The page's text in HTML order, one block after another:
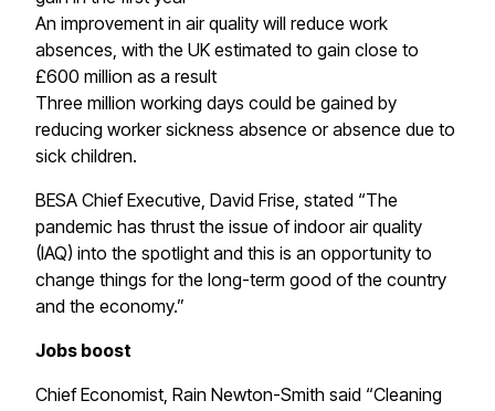
An improvement in air quality will reduce work
absences, with the UK estimated to gain close to
£600 million as a result​​​​‌ ‍ ​‍​‍‌‍ ‌ ​‍‌‍‍‌‌‍‌ ‌‍‍‌‌‍ ‍​‍​‍​ ‍‍​‍​‍‌ ​ ‌‍​‌‌‍ ‍‌‍‍‌‌ ‌​‌ ‍‌​‍ ‍‌‍‍‌‌‍ ​‍​‍​‍ ​​‍​‍‌‍‍​‌ ​‍‌‍‌‌‌‍‌‍​‍​‍​ ‍‍​‍​‍​‍ ‌‍​‌‌‍‌​‌‍ ‌‌‍‍‌‌‍ ‍​‍ ‌‍‍‌‌‍ ‍‌ ‌​‌‍‌‌‌‍ ‍‌ ‌​​‍ ‌‍‌‌‌‍‌​‌‍‍‌‌ ‌​​‍ ‌‍ ‌‌‍ ‌‍‌​‌‍‌‌​ ‌‌ ​​‌ ​‍‌‍‌‌‌ ​ ‌‍‌‌‌‍ ‍‌ ‌​‌‍​‌‌ ‌​‌‍‍‌‌‍ ‌‍ ‍​ ‍ ‌‍‍‌‌‍‌​​ ‌​ ‌‍​ ‌​​ ‍‌‌‍​‌‌‍​ ​ ‌ ​ ‍​​ ​ ​‍ ‌‌‍​ ​ ​​​ ‌‌​ ‌​​‍ ‌​ ‌​‌‍‌​​ ‍​​ ‍‌​‍ ‌​ ‍‌​ ‌‌‌‍​‌​ ​​​‍ ‌​ ‌‌‌‍‌‌​ ​‍​ ‌​​ ‍‌​ ​‌​ ‌ ‌‍‌‍​ ‌​​ ‍​​ ‍‌​ ‌‌​ ‍ ‌ ‌​‌ ‍‌‌ ​​‌‍‌‌​ ‌‌ ​​‌‍ ‌ ​ ‌ ‌​​ ‍ ‌ ​​‌‍​‌‌ ‌​‌‍‍​​ ‌‌‍​ ‌‍ ‌‍ ‍‌ ‌​‌‍‌‌‌‍ ‍‌ ‌​​‍‌‌​ ‌‌‌​​‍‌‌ ‌‍‍ ‌‍‌‌‌ ‍‌​‍‌‌​ ​ ‌​‌​​‍‌‌​ ​ ‌​‌​​‍‌‌​ ​‍​ ​‍​ ​​‌‍​‌​ ​​‌‍​‍‌‍​‍​ ​ ‌‍‌‍​ ​‌‌‍‌​​ ​ ‌‍​‌‌‍‌‌​‍‌‌​ ​‍​ ​‍​‍‌‌​ ‌‌‌​‌​​‍ ‍‌‍​ ‌‍‍​‌‍‍‌‌‍ ​‌‍‌​‌ ​‍‌‍‌‌‌‍ ‍​‍‌‌​ ‌‌‌​​‍‌‌ ‌‍‍ ‌‍‌‌‌ ‍‌​‍‌‌​ ​ ‌​‌​​‍‌‌​ ​ ‌​‌​​‍‌‌​ ​‍​ ​‍​ ​ ‌‍‌​​ ​‍​ ‌ ​ ‍​​ ​ ​ ‌​​ ​‍​ ‌​​ ‌‌​ ‌​‌‍​ ​ ​​​‍‌‌​ ​‍​ ​‍​‍‌‌​ ‌‌‌​‌​​‍ ‍‌ ‌​‌‍‌‌‌ ‍​‌ ‌​​ ‌‍​‍‌‍​‌‌ ​ ‌‍‌‌‌‌‌‌‌ ​‍‌‍ ​​ ‌​‍‌‌​ ​‍‌​‌‍‌‍​‌‌‍‌​‌‍ ‌‌‍‍‌‌‍ ‍​‍‌‍‌‍‍‌‌‍‌​​ ‌​ ‌‍​ ‌​​ ‍‌‌‍​‌‌‍​ ​ ‌ ​ ‍​​ ​ ​‍ ‌‌‍​ ​ ​​​ ‌‌​ ‌​​‍ ‌​ ‌​‌‍‌​​ ‍​​ ‍‌​‍ ‌​ ‍‌​ ‌‌‌‍​‌​ ​​​‍ ‌​ ‌‌‌‍‌‌​ ​‍​ ‌​​ ‍‌​ ​‌​ ‌ ‌‍‌‍​ ‌​​ ‍​​ ‍‌​ ‌‌​‍‌‍‌ ‌​‌ ‍‌‌ ​​‌‍‌‌​ ‌‌ ​​‌‍ ‌ ​ ‌ ‌​​‍‌‍‌ ​​‌‍​‌‌ ‌​‌‍‍​​ ‌‌‍​ ‌‍ ‌‍ ‍‌ ‌​‌‍‌‌‌‍ ‍‌ ‌​​‍‌‌​ ‌‌‌​​‍‌‌ ‌‍‍ ‌‍‌‌‌ ‍‌​‍‌‌​ ​ ‌​‌​​‍‌‌​ ​ ‌​‌​​‍‌‌​ ​‍​ ​‍​ ​​‌‍​‌​ ​​‌‍​‍‌‍​‍​ ​ ‌‍‌‍​ ​‌‌‍‌​​ ​ ‌‍​‌‌‍‌‌​‍‌‌​ ​‍​ ​‍​‍‌‌​ ‌‌‌​‌​​‍ ‍‌‍​ ‌‍‍​‌‍‍‌‌‍ ​‌‍‌​‌ ​‍‌‍‌‌‌‍ ‍​‍‌‌​ ‌‌‌​​‍‌‌ ‌‍‍ ‌‍‌‌‌ ‍‌​‍‌‌​ ​ ‌​‌​​‍‌‌​ ​ ‌​‌​​‍‌‌​ ​‍​ ​‍​ ​ ‌‍‌​​ ​‍​ ‌ ​ ‍​​ ​ ​ ‌​​ ​‍​ ‌​​ ‌‌​ ‌​‌‍​ ​ ​​​‍‌‌​ ​‍​ ​‍​‍‌‌​ ‌‌‌​‌​​‍ ‍‌ ‌​‌‍‌‌‌ ‍​‌ ‌​​‍​‍‌ ‌
Three million working days could be gained by
reducing worker sickness absence or absence due to
sick children.​​​​‌ ‍ ​‍​‍‌‍ ‌ ​‍‌‍‍‌‌‍‌ ‌‍‍‌‌‍ ‍​‍​‍​ ‍‍​‍​‍‌ ​ ‌‍​‌‌‍ ‍‌‍‍‌‌ ‌​‌ ‍‌​‍ ‍‌‍‍‌‌‍ ​‍​‍​‍ ​​‍​‍‌‍‍​‌ ​‍‌‍‌‌‌‍‌‍​‍​‍​ ‍‍​‍​‍​‍ ‌‍​‌‌‍‌​‌‍ ‌‌‍‍‌‌‍ ‍​‍ ‌‍‍‌‌‍ ‍‌ ‌​‌‍‌‌‌‍ ‍‌ ‌​​‍ ‌‍‌‌‌‍‌​‌‍‍‌‌ ‌​​‍ ‌‍ ‌‌‍ ‌‍‌​‌‍‌‌​ ‌‌ ​​‌ ​‍‌‍‌‌‌ ​ ‌‍‌‌‌‍ ‍‌ ‌​‌‍​‌‌ ‌​‌‍‍‌‌‍ ‌‍ ‍​ ‍ ‌‍‍‌‌‍‌​​ ‌​ ‌‍​ ‌​​ ‍‌‌‍​‌‌‍​ ​ ‌ ​ ‍​​ ​ ​‍ ‌‌‍​ ​ ​​​ ‌‌​ ‌​​‍ ‌​ ‌​‌‍‌​​ ‍​​ ‍‌​‍ ‌​ ‍‌​ ‌‌‌‍​‌​ ​​​‍ ‌​ ‌‌‌‍‌‌​ ​‍​ ‌​​ ‍‌​ ​‌​ ‌ ‌‍‌‍​ ‌​​ ‍​​ ‍‌​ ‌‌​ ‍ ‌ ‌​‌ ‍‌‌ ​​‌‍‌‌​ ‌‌ ​​‌‍ ‌ ​ ‌ ‌​​ ‍ ‌ ​​‌‍​‌‌ ‌​‌‍‍​​ ‌‌‍​ ‌‍ ‌‍ ‍‌ ‌​‌‍‌‌‌‍ ‍‌ ‌​​‍‌‌​ ‌‌‌​​‍‌‌ ‌‍‍ ‌‍‌‌‌ ‍‌​‍‌‌​ ​ ‌​‌​​‍‌‌​ ​ ‌​‌​​‍‌‌​ ​‍​ ​‍​ ‍‌​ ‌​​ ​‌​ ‌‌‌‍‌‌‌‍​‌‌‍‌‍​ ​‌​ ​‌​ ‌ ‌‍​ ​ ​​​‍‌‌​ ​‍​ ​‍​‍‌‌​ ‌‌‌​‌​​‍ ‍‌‍​ ‌‍‍​‌‍‍‌‌‍ ​‌‍‌​‌ ​‍‌‍‌‌‌‍ ‍​‍‌‌​ ‌‌‌​​‍‌‌ ‌‍‍ ‌‍‌‌‌ ‍‌​‍‌‌​ ​ ‌​‌​​‍‌‌​ ​ ‌​‌​​‍‌‌​ ​‍​ ​‍​ ​‍​ ‍​‌‍​‍‌‍‌‌​ ​‌‌‍​‍​ ‌ ​ ​​​ ‍​‌‍‌‍​ ‍​‌‍‌‍​ ​​​‍‌‌​ ​‍​ ​‍​‍‌‌​ ‌‌‌​‌​​‍ ‍‌ ‌​‌‍‌‌‌ ‍​‌ ‌​​ ‌‍​‍‌‍​‌‌ ​ ‌‍‌‌‌‌‌‌‌ ​‍‌‍ ​​ ‌​‍‌‌​ ​‍‌​‌‍‌‍​‌‌‍‌​‌‍ ‌‌‍‍‌‌‍ ‍​‍‌‍‌‍‍‌‌‍‌​​ ‌​ ‌‍​ ‌​​ ‍‌‌‍​‌‌‍​ ​ ‌ ​ ‍​​ ​ ​‍ ‌‌‍​ ​ ​​​ ‌‌​ ‌​​‍ ‌​ ‌​‌‍‌​​ ‍​​ ‍‌​‍ ‌​ ‍‌​ ‌‌‌‍​‌​ ​​​‍ ‌​ ‌‌‌‍‌‌​ ​‍​ ‌​​ ‍‌​ ​‌​ ‌ ‌‍‌‍​ ‌​​ ‍​​ ‍‌​ ‌‌​‍‌‍‌ ‌​‌ ‍‌‌ ​​‌‍‌‌​ ‌‌ ​​‌‍ ‌ ​ ‌ ‌​​‍‌‍‌ ​​‌‍​‌‌ ‌​‌‍‍​​ ‌‌‍​ ‌‍ ‌‍ ‍‌ ‌​‌‍‌‌‌‍ ‍‌ ‌​​‍‌‌​ ‌‌‌​​‍‌‌ ‌‍‍ ‌‍‌‌‌ ‍‌​‍‌‌​ ​ ‌​‌​​‍‌‌​ ​ ‌​‌​​‍‌‌​ ​‍​ ​‍​ ‍‌​ ‌​​ ​‌​ ‌‌‌‍‌‌‌‍​‌‌‍‌‍​ ​‌​ ​‌​ ‌ ‌‍​ ​ ​​​‍‌‌​ ​‍​ ​‍​‍‌‌​ ‌‌‌​‌​​‍ ‍‌‍​ ‌‍‍​‌‍‍‌‌‍ ​‌‍‌​‌ ​‍‌‍‌‌‌‍ ‍​‍‌‌​ ‌‌‌​​‍‌‌ ‌‍‍ ‌‍‌‌‌ ‍‌​‍‌‌​ ​ ‌​‌​​‍‌‌​ ​ ‌​‌​​‍‌‌​ ​‍​ ​‍​ ​‍​ ‍​‌‍​‍‌‍‌‌​ ​‌‌‍​‍​ ‌ ​ ​​​ ‍​‌‍‌‍​ ‍​‌‍‌‍​ ​​​‍‌‌​ ​‍​ ​‍​‍‌‌​ ‌‌‌​‌​​‍ ‍‌ ‌​‌‍‌‌‌ ‍​‌ ‌​​‍​‍‌ ‌
BESA Chief Executive, David Frise, stated “The
pandemic has thrust the issue of indoor air quality
(IAQ) into the spotlight and this is an opportunity to
change things for the long-term good of the country
and the economy.”​​​​‌ ‍ ​‍​‍‌‍ ‌ ​‍‌‍‍‌‌‍‌ ‌‍‍‌‌‍ ‍​‍​‍​ ‍‍​‍​‍‌ ​ ‌‍​‌‌‍ ‍‌‍‍‌‌ ‌​‌ ‍‌​‍ ‍‌‍‍‌‌‍ ​‍​‍​‍ ​​‍​‍‌‍‍​‌ ​‍‌‍‌‌‌‍‌‍​‍​‍​ ‍‍​‍​‍​‍ ‌‍​‌‌‍‌​‌‍ ‌‌‍‍‌‌‍ ‍​‍ ‌‍‍‌‌‍ ‍‌ ‌​‌‍‌‌‌‍ ‍‌ ‌​​‍ ‌‍‌‌‌‍‌​‌‍‍‌‌ ‌​​‍ ‌‍ ‌‌‍ ‌‍‌​‌‍‌‌​ ‌‌ ​​‌ ​‍‌‍‌‌‌ ​ ‌‍‌‌‌‍ ‍‌ ‌​‌‍​‌‌ ‌​‌‍‍‌‌‍ ‌‍ ‍​ ‍ ‌‍‍‌‌‍‌​​ ‌​ ‌‍​ ‌​​ ‍‌‌‍​‌‌‍​ ​ ‌ ​ ‍​​ ​ ​‍ ‌‌‍​ ​ ​​​ ‌‌​ ‌​​‍ ‌​ ‌​‌‍‌​​ ‍​​ ‍‌​‍ ‌​ ‍‌​ ‌‌‌‍​‌​ ​​​‍ ‌​ ‌‌‌‍‌‌​ ​‍​ ‌​​ ‍‌​ ​‌​ ‌ ‌‍‌‍​ ‌​​ ‍​​ ‍‌​ ‌‌​ ‍ ‌ ‌​‌ ‍‌‌ ​​‌‍‌‌​ ‌‌ ​​‌‍ ‌ ​ ‌ ‌​​ ‍ ‌ ​​‌‍​‌‌ ‌​‌‍‍​​ ‌‌‍​ ‌‍ ‌‍ ‍‌ ‌​‌‍‌‌‌‍ ‍‌ ‌​​‍‌‌​ ‌‌‌​​‍‌‌ ‌‍‍ ‌‍‌‌‌ ‍‌​‍‌‌​ ​ ‌​‌​​‍‌‌​ ​ ‌​‌​​‍‌‌​ ​‍​ ​‍​ ​ ‌‍‌‍​ ​‌​ ‌ ​ ‍‌​ ​‍‌‍‌‍‌‍​‌​ ‍‌‌‍‌​​ ​​​ ​ ​‍‌‌​ ​‍​ ​‍​‍‌‌​ ‌‌‌​‌​​‍ ‍‌‍​ ‌‍‍​‌‍‍‌‌‍ ​‌‍‌​‌ ​‍‌‍‌‌‌‍ ‍​‍‌‌​ ‌‌‌​​‍‌‌ ‌‍‍ ‌‍‌‌‌ ‍‌​‍‌‌​ ​ ‌​‌​​‍‌‌​ ​ ‌​‌​​‍‌‌​ ​‍​ ​‍​ ‌ ​ ​ ​ ‌ ​ ​ ‌‍​‌​ ​ ‌‍‌‌​ ‍​​ ‍​​ ​​​ ‍​‌‍​‍​ ​​​‍‌‌​ ​‍​ ​‍​‍‌‌​ ‌‌‌​‌​​‍ ‍‌ ‌​‌‍‌‌‌ ‍​‌ ‌​​ ‌‍​‍‌‍​‌‌ ​ ‌‍‌‌‌‌‌‌‌ ​‍‌‍ ​​ ‌​‍‌‌​ ​‍‌​‌‍‌‍​‌‌‍‌​‌‍ ‌‌‍‍‌‌‍ ‍​‍‌‍‌‍‍‌‌‍‌​​ ‌​ ‌‍​ ‌​​ ‍‌‌‍​‌‌‍​ ​ ‌ ​ ‍​​ ​ ​‍ ‌‌‍​ ​ ​​​ ‌‌​ ‌​​‍ ‌​ ‌​‌‍‌​​ ‍​​ ‍‌​‍ ‌​ ‍‌​ ‌‌‌‍​‌​ ​​​‍ ‌​ ‌‌‌‍‌‌​ ​‍​ ‌​​ ‍‌​ ​‌​ ‌ ‌‍‌‍​ ‌​​ ‍​​ ‍‌​ ‌‌​‍‌‍‌ ‌​‌ ‍‌‌ ​​‌‍‌‌​ ‌‌ ​​‌‍ ‌ ​ ‌ ‌​​‍‌‍‌ ​​‌‍​‌‌ ‌​‌‍‍​​ ‌‌‍​ ‌‍ ‌‍ ‍‌ ‌​‌‍‌‌‌‍ ‍‌ ‌​​‍‌‌​ ‌‌‌​​‍‌‌ ‌‍‍ ‌‍‌‌‌ ‍‌​‍‌‌​ ​ ‌​‌​​‍‌‌​ ​ ‌​‌​​‍‌‌​ ​‍​ ​‍​ ​ ‌‍‌‍​ ​‌​ ‌ ​ ‍‌​ ​‍‌‍‌‍‌‍​‌​ ‍‌‌‍‌​​ ​​​ ​ ​‍‌‌​ ​‍​ ​‍​‍‌‌​ ‌‌‌​‌​​‍ ‍‌‍​ ‌‍‍​‌‍‍‌‌‍ ​‌‍‌​‌ ​‍‌‍‌‌‌‍ ‍​‍‌‌​ ‌‌‌​​‍‌‌ ‌‍‍ ‌‍‌‌‌ ‍‌​‍‌‌​ ​ ‌​‌​​‍‌‌​ ​ ‌​‌​​‍‌‌​ ​‍​ ​‍​ ‌ ​ ​ ​ ‌ ​ ​ ‌‍​‌​ ​ ‌‍‌‌​ ‍​​ ‍​​ ​​​ ‍​‌‍​‍​ ​​​‍‌‌​ ​‍​ ​‍​‍‌‌​ ‌‌‌​‌​​‍ ‍‌ ‌​‌‍‌‌‌ ‍​‌ ‌​​‍​‍‌ ‌
Jobs boost​​​​‌ ‍ ​‍​‍‌‍ ‌ ​‍‌‍‍‌‌‍‌ ‌‍‍‌‌‍ ‍​‍​‍​ ‍‍​‍​‍‌ ​ ‌‍​‌‌‍ ‍‌‍‍‌‌ ‌​‌ ‍‌​‍ ‍‌‍‍‌‌‍ ​‍​‍​‍ ​​‍​‍‌‍‍​‌ ​‍‌‍‌‌‌‍‌‍​‍​‍​ ‍‍​‍​‍​‍ ‌‍​‌‌‍‌​‌‍ ‌‌‍‍‌‌‍ ‍​‍ ‌‍‍‌‌‍ ‍‌ ‌​‌‍‌‌‌‍ ‍‌ ‌​​‍ ‌‍‌‌‌‍‌​‌‍‍‌‌ ‌​​‍ ‌‍ ‌‌‍ ‌‍‌​‌‍‌‌​ ‌‌ ​​‌ ​‍‌‍‌‌‌ ​ ‌‍‌‌‌‍ ‍‌ ‌​‌‍​‌‌ ‌​‌‍‍‌‌‍ ‌‍ ‍​ ‍ ‌‍‍‌‌‍‌​​ ‌​ ‌‍​ ‌​​ ‍‌‌‍​‌‌‍​ ​ ‌ ​ ‍​​ ​ ​‍ ‌‌‍​ ​ ​​​ ‌‌​ ‌​​‍ ‌​ ‌​‌‍‌​​ ‍​​ ‍‌​‍ ‌​ ‍‌​ ‌‌‌‍​‌​ ​​​‍ ‌​ ‌‌‌‍‌‌​ ​‍​ ‌​​ ‍‌​ ​‌​ ‌ ‌‍‌‍​ ‌​​ ‍​​ ‍‌​ ‌‌​ ‍ ‌ ‌​‌ ‍‌‌ ​​‌‍‌‌​ ‌‌ ​​‌‍ ‌ ​ ‌ ‌​​ ‍ ‌ ​​‌‍​‌‌ ‌​‌‍‍​​ ‌‌‍​ ‌‍ ‌‍ ‍‌ ‌​‌‍‌‌‌‍ ‍‌ ‌​​‍‌‌​ ‌‌‌​​‍‌‌ ‌‍‍ ‌‍‌‌‌ ‍‌​‍‌‌​ ​ ‌​‌​​‍‌‌​ ​ ‌​‌​​‍‌‌​ ​‍​ ​‍​ ​‌​ ‍‌​ ‌‌​ ​​​ ​‌​ ‌ ​ ‍​​ ​‍‌‍​ ​ ‍‌‌‍‌‌​ ‌‌​‍‌‌​ ​‍​ ​‍​‍‌‌​ ‌‌‌​‌​​‍ ‍‌‍​ ‌‍‍​‌‍‍‌‌‍ ​‌‍‌​‌ ​‍‌‍‌‌‌‍ ‍​‍‌‌​ ‌‌‌​​‍‌‌ ‌‍‍ ‌‍‌‌‌ ‍‌​‍‌‌​ ​ ‌​‌​​‍‌‌​ ​ ‌​‌​​‍‌‌​ ​‍​ ​‍​ ‌‍‌‍​‌​ ‍‌‌‍​ ‌‍​ ‌‍​ ‌‍​‍‌‍​‍‌‍‌​​ ‌‍‌‍‌‍​ ‌‌​ ​​​‍‌‌​ ​‍​ ​‍​‍‌‌​ ‌‌‌​‌​​‍ ‍‌ ‌​‌‍‌‌‌ ‍​‌ ‌​​ ‌‍​‍‌‍​‌‌ ​ ‌‍‌‌‌‌‌‌‌ ​‍‌‍ ​​ ‌​‍‌‌​ ​‍‌​‌‍‌‍​‌‌‍‌​‌‍ ‌‌‍‍‌‌‍ ‍​‍‌‍‌‍‍‌‌‍‌​​ ‌​ ‌‍​ ‌​​ ‍‌‌‍​‌‌‍​ ​ ‌ ​ ‍​​ ​ ​‍ ‌‌‍​ ​ ​​​ ‌‌​ ‌​​‍ ‌​ ‌​‌‍‌​​ ‍​​ ‍‌​‍ ‌​ ‍‌​ ‌‌‌‍​‌​ ​​​‍ ‌​ ‌‌‌‍‌‌​ ​‍​ ‌​​ ‍‌​ ​‌​ ‌ ‌‍‌‍​ ‌​​ ‍​​ ‍‌​ ‌‌​‍‌‍‌ ‌​‌ ‍‌‌ ​​‌‍‌‌​ ‌‌ ​​‌‍ ‌ ​ ‌ ‌​​‍‌‍‌ ​​‌‍​‌‌ ‌​‌‍‍​​ ‌‌‍​ ‌‍ ‌‍ ‍‌ ‌​‌‍‌‌‌‍ ‍‌ ‌​​‍‌‌​ ‌‌‌​​‍‌‌ ‌‍‍ ‌‍‌‌‌ ‍‌​‍‌‌​ ​ ‌​‌​​‍‌‌​ ​ ‌​‌​​‍‌‌​ ​‍​ ​‍​ ​‌​ ‍‌​ ‌‌​ ​​​ ​‌​ ‌ ​ ‍​​ ​‍‌‍​ ​ ‍‌‌‍‌‌​ ‌‌​‍‌‌​ ​‍​ ​‍​‍‌‌​ ‌‌‌​‌​​‍ ‍‌‍​ ‌‍‍​‌‍‍‌‌‍ ​‌‍‌​‌ ​‍‌‍‌‌‌‍ ‍​‍‌‌​ ‌‌‌​​‍‌‌ ‌‍‍ ‌‍‌‌‌ ‍‌​‍‌‌​ ​ ‌​‌​​‍‌‌​ ​ ‌​‌​​‍‌‌​ ​‍​ ​‍​ ‌‍‌‍​‌​ ‍‌‌‍​ ‌‍​ ‌‍​ ‌‍​‍‌‍​‍‌‍‌​​ ‌‍‌‍‌‍​ ‌‌​ ​​​‍‌‌​ ​‍​ ​‍​‍‌‌​ ‌‌‌​‌​​‍ ‍‌ ‌​‌‍‌‌‌ ‍​‌ ‌​​‍​‍‌ ‌
Chief Economist, Rain Newton-Smith said “Cleaning